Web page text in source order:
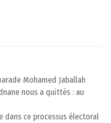
Mohamed Jaballah
nous a quittés : au
dans ce processus électoral